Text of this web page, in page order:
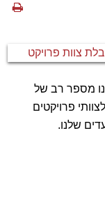
מספר רב של
פרויקטים
שלנו.